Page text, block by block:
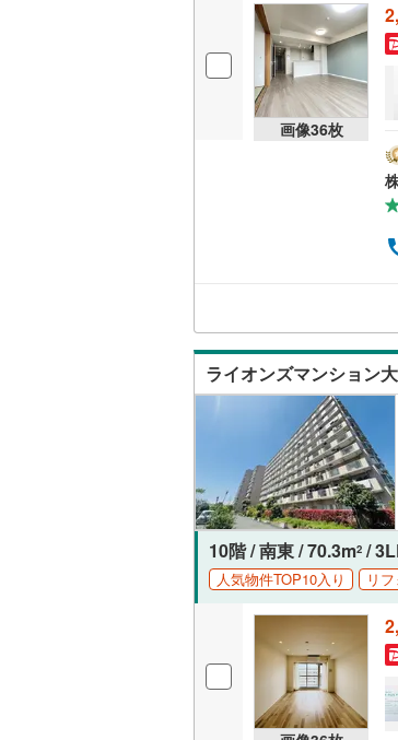
画像36枚
ライオンズマンション
10階 / 南東 / 70.3m2 /
人気物件TOP10入り リ